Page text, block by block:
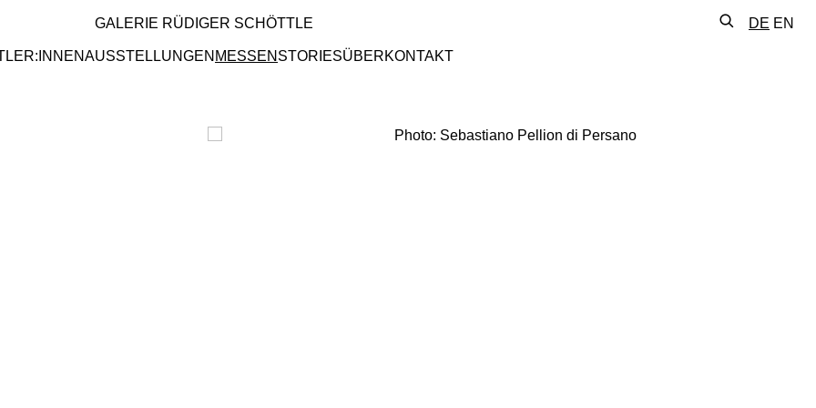
GALERIE RÜDIGER SCHÖTTLE
AUSSTELLUNGEN MESSEN STORIESÜBERKONTAKT
DE EN
Open a larger version of the following image in a popup: